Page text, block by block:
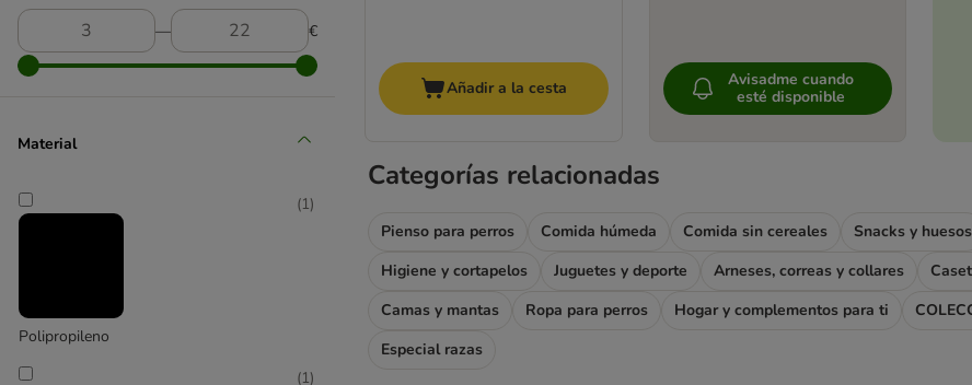
― €
Material
Polipropileno
(1)
(1)
Añadir a la cesta
Avisadme cuando
esté disponible
Categorías relacionadas
Pienso para perros Comida húmeda Comida sin cereales Snacks y huesos
Higiene y cortapelos
Juguetes y deporte Arneses, correas y collares
Camas y mantas
Ropa para perros Hogar y complementos para ti
Especial razas